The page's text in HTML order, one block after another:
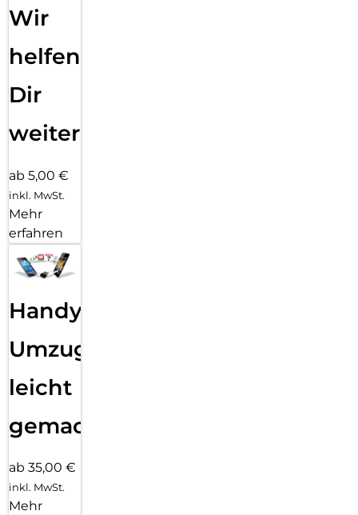
Wir
helfen
Dir
weiter
ab 5,00 €
inkl. MwSt.
Mehr
erfahren
Handy
Umzug
leicht
gemacht!
ab 35,00 €
inkl. MwSt.
Mehr